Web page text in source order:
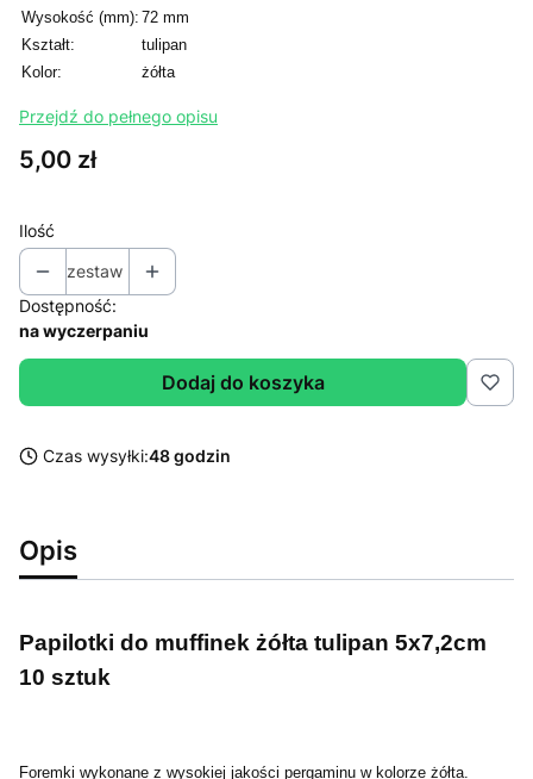
Wysokość (mm): 72 mm
Kształt:
tulipan
Kolor:
żółta
Przejdź do pełnego opisu
Cena
5,00 zł
Ilość
zestaw
Dostępność:
na wyczerpaniu
Dodaj do koszyka
Czas wysyłki:48 godzin
Opis
Papilotki do muffinek żółta tulipan 5x7,2cm
10 sztuk
Foremki wykonane z wysokiej jakości pergaminu w kolorze żółta.